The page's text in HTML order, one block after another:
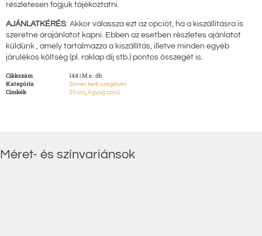
részletesen fogjuk tájékoztatni.
AJÁNLATKÉRÉS: Akkor válassza ezt az opciót, ha a kiszállításra is
szeretne árajánlatot kapni. Ebben az esetben részletes ajánlatot
küldünk , amely tartalmazza a kiszállítás, illetve minden egyéb
járulékos költség (pl. raklap díj stb.) pontos összegét is.
Cikkszám
144 | M.e.: db
Kategória
Színes kerti szegélykő
Címkék 20 cm, Agyag színű
Méret- és színvariánsok